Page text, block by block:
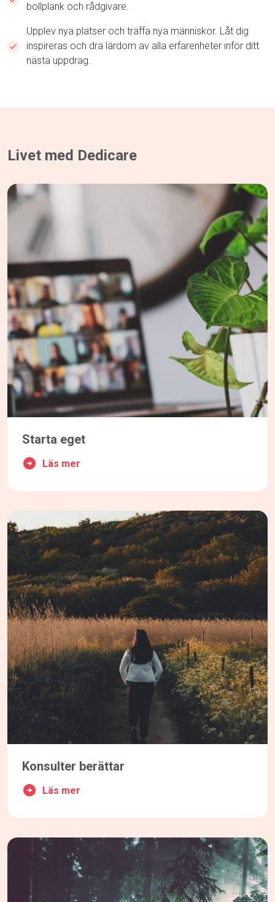
bollplank och rådgivare.
Upplev nya platser och träffa nya människor. Låt dig
inspireras och dra lärdom av alla erfarenheter inför ditt
nästa uppdrag.
Livet med Dedicare
Starta eget
Läs mer
Konsulter berättar
Läs mer